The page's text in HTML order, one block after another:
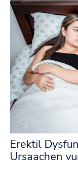
Erektil
Ursaachen